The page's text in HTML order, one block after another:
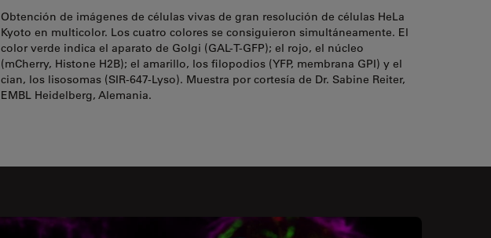
Obtención de imágenes de células vivas de gran resolución de células HeLa
Kyoto en multicolor. Los cuatro colores se consiguieron simultáneamente. El
color verde indica el aparato de Golgi (GAL-T-GFP); el rojo, el núcleo
(mCherry, Histone H2B); el amarillo, los filopodios (YFP, membrana GPI) y el
cian, los lisosomas (SIR-647-Lyso). Muestra por cortesía de Dr. Sabine Reiter,
EMBL Heidelberg, Alemania.